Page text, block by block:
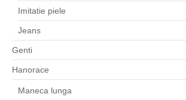
Imitatie piele
Jeans
Genti
Hanorace
Maneca lunga